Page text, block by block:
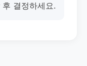
결정하세요.